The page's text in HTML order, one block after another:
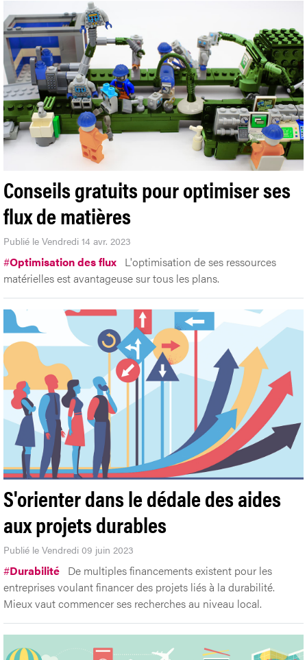
Conseils gratuits pour optimiser ses
flux de matières
Publié le Vendredi 14 avr. 2023
#Optimisation des flux L'optimisation de ses ressources
matérielles est avantageuse sur tous les plans.
S'orienter dans le dédale des aides
aux projets durables
Publié le Vendredi 09 juin 2023
#Durabilité De multiples financements existent pour les
entreprises voulant financer des projets liés à la durabilité.
Mieux vaut commencer ses recherches au niveau local.